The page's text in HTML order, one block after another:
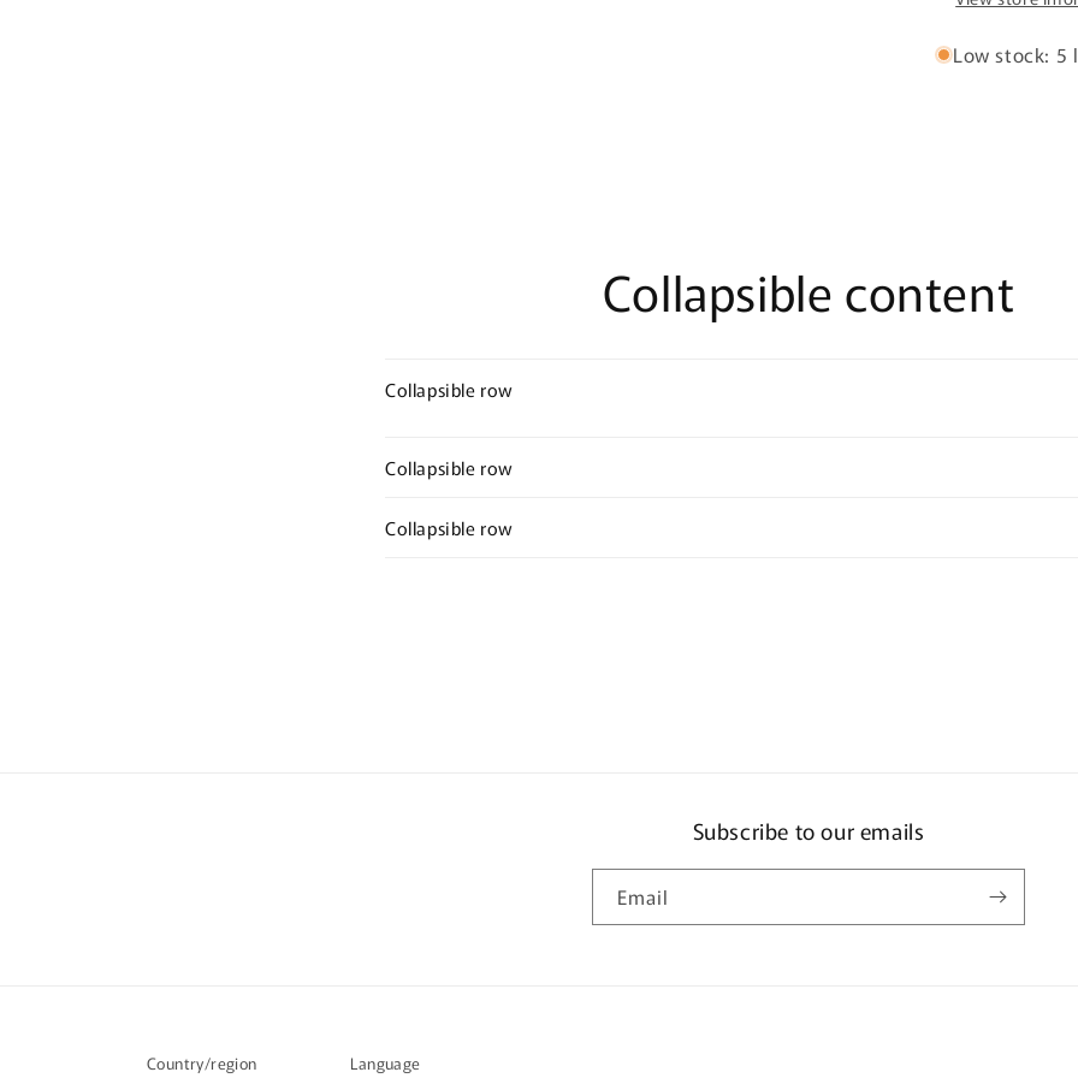
Low stock: 5
Collapsible content
Collapsible row
Collapsible row
Collapsible row
Subscribe to our emails
Email
Country/region Language